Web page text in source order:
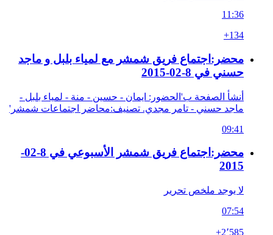
11:36
+134
محضر:اجتماع فريق شمشر مع لمياء بلبل و ماجد
حسني في 8-02-2015
أنشأ الصفحة ب'الحضور: ايمان - حسين - منة - لمياء بلبل -
ماجد حسني - تامر مجدي. تصنيف:محاضر اجتماعات شمشر'
09:41
محضر:اجتماع فريق شمشر الأسبوعي في 8-02-
2015
لا يوجد ملخص تحرير
07:54
+2٬585